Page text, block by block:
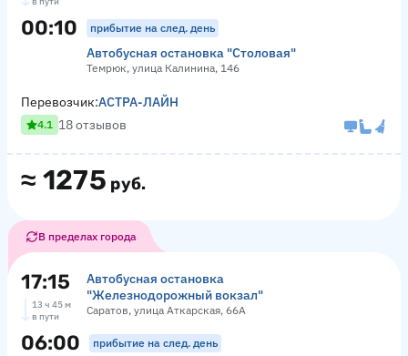
00:10 прибытие на след. день
Автобусная остановка "Столовая"
Темрюк, улица Калинина, 146
≈ 1275 руб.
Перевозчик:АСТРА-ЛАЙН
4.1 18 отзывов
В пределах города
17:15
Автобусная остановка
"Железнодорожный вокзал"
Саратов, улица Аткарская, 66А
13 ч 45 м
в пути
06:00 прибытие на след. день